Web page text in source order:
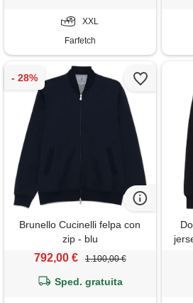
XXL
Farfetch
Brunello Cucinelli felpa con
zip - blu
792,00 € 1.100,00 €
Sped. gratuita